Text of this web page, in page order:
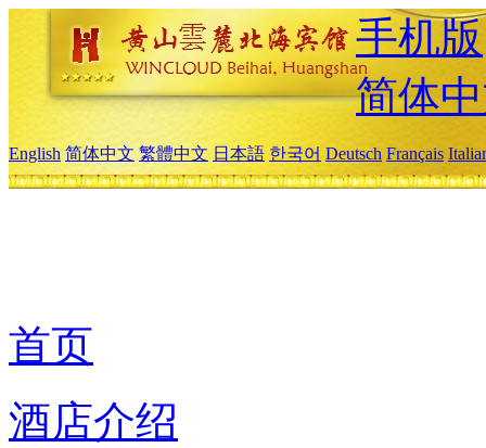
手机版
简体
English 简体中文 繁體中文 日本語 한국어 Deutsch Français
首页
酒店介绍